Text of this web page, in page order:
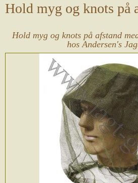
Hold myg og knots på
Hold myg og knots på afstand
hos Andersen's